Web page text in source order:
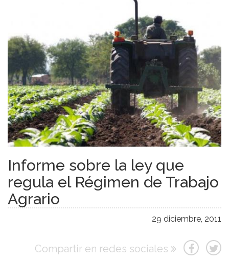
Informe sobre la ley que
regula el Régimen de Trabajo
Agrario
29 diciembre, 2011
Compartir en redes sociales